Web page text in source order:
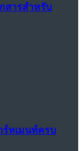
สารสำหรับ
ร์ทเมนท์ครบ